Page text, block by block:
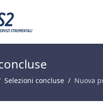
Selezioni concluse Nuova